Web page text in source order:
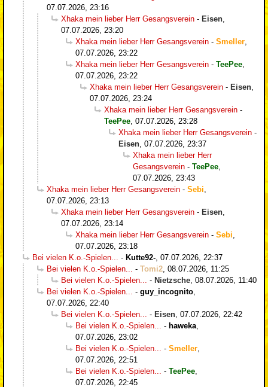
07.07.2026, 23:16
Xhaka mein lieber Herr Gesangsverein - Eisen
07.07.2026, 23:20
Xhaka mein lieber Herr Gesangsverein - Smeller
07.07.2026, 23:22
Xhaka mein lieber Herr Gesangsverein - TeePee
07.07.2026, 23:22
Xhaka mein lieber Herr Gesangsverein - Eisen
07.07.2026, 23:24
Xhaka mein lieber Herr Gesangsverein -
TeePee 07.07.2026, 23:28
Xhaka mein lieber Herr Gesangsverein -
Eisen 07.07.2026, 23:37
Xhaka mein lieber Herr
Gesangsverein - TeePee
07.07.2026, 23:43
Xhaka mein lieber Herr Gesangsverein - Sebi
07.07.2026, 23:13
Xhaka mein lieber Herr Gesangsverein - Eisen
07.07.2026, 23:14
Xhaka mein lieber Herr Gesangsverein - Sebi
07.07.2026, 23:18
Bei vielen K.o.-Spielen...
- Kutte92- 07.07.2026, 22:37
Bei vielen K.o.-Spielen...
- Tomi2 08.07.2026, 11:25
Bei vielen K.o.-Spielen...
- Nietzsche 08.07.2026, 11:40
Bei vielen K.o.-Spielen...
- guy_incognito
07.07.2026, 22:40
Bei vielen K.o.-Spielen...
- Eisen 07.07.2026, 22:42
Bei vielen K.o.-Spielen...
- haweka
07.07.2026, 23:02
Bei vielen K.o.-Spielen...
- Smeller
07.07.2026, 22:51
Bei vielen K.o.-Spielen...
- TeePee
07.07.2026, 22:45